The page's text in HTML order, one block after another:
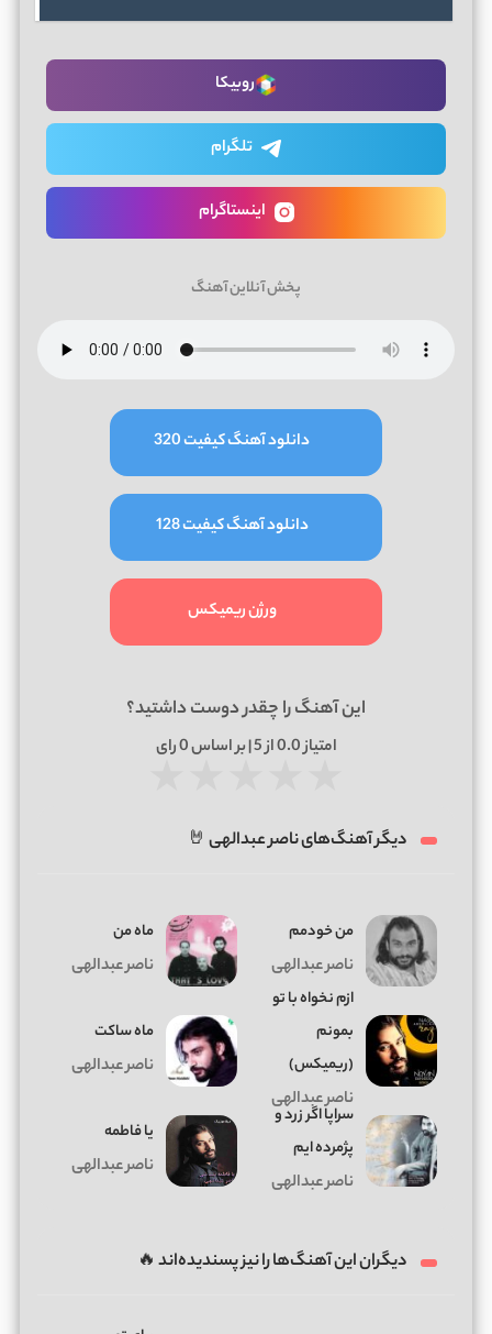
روبیکا
تلگرام
اینستاگرام
پخش آنلاین آهنگ
دانلود آهنگ کیفیت 320
دانلود آهنگ کیفیت 128
ورژن ریمیکس
این آهنگ را چقدر دوست داشتید؟
امتیاز0.0از 5 | بر اساس 0رای
دیگر آهنگ‌های ناصر عبدالهی 🤘
من خودمم
ناصر عبدالهی
ماه من
ناصر عبدالهی
ازم نخواه با تو
بمونم
(ریمیکس)
ناصر عبدالهی
ماه ساکت
ناصر عبدالهی
سراپا اگر زرد و
پژمرده ایم
ناصر عبدالهی
یا فاطمه
ناصر عبدالهی
دیگران این آهنگ‌ها را نیز پسندیده‌اند 🔥